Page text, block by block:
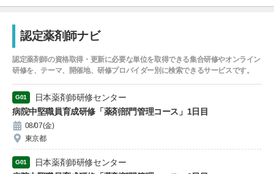
認定薬剤師ナビ
認定薬剤師の資格取得・更新に必要な単位を取得できる集合研修やオンライン
研修を、テーマ、開催地、研修プロバイダー別に検索できるサービスです。
G01
日本薬剤師研修センター
病院中堅職員育成研修「薬剤部門管理コース」1日目
08/07(金)
東京都
G01
日本薬剤師研修センター